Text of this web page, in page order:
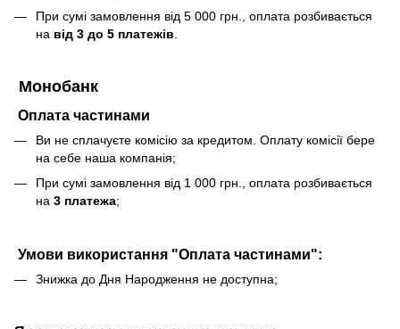
При сумі замовлення від 5 000 грн., оплата розбивається
на від 3 до 5 платежів
Монобанк
Оплата частинами
Ви не сплачуєте комісію за кредитом. Оплату комісії бере
на себе наша компанія;
При сумі замовлення від 1 000 грн., оплата розбивається
на 3 платежа;
Умови використання "Оплата частинами":
Знижка до Дня Народження не доступна;